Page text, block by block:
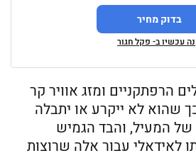
בדוק מחיר
עכשיו ב- פקל חגור
הרפתקניים ומזג אוויר קר
שהוא לא ייקרע או יתבלה
המעיל, והבד הגמיש
לאידאלי עבור אלה שרוצות